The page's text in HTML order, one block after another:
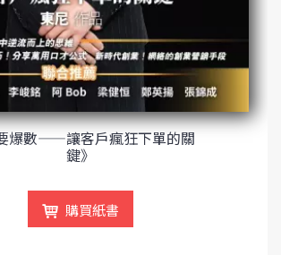
爆數——讓客戶瘋狂下單的關
鍵》
購買紙書